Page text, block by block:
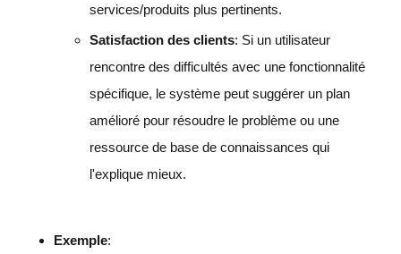
services/produits plus pertinents.
Satisfaction des clients: Si un utilisateur
rencontre des difficultés avec une fonctionnalité
spécifique, le système peut suggérer un plan
amélioré pour résoudre le problème ou une
ressource de base de connaissances qui
l'explique mieux.
Exemple: